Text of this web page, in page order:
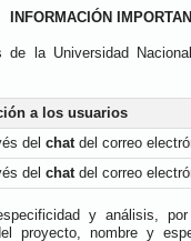
INFORMACIÓN
de la Universidad
a los usuarios
del chatdel correo
del chatdel correo
y análisis,
proyecto, nombre y